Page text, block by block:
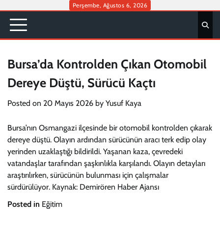
content
Perşembe, Ağustos 6, 2026
Bursa’da Kontrolden Çıkan Otomobil
Dereye Düştü, Sürücü Kaçtı
Posted on 20 Mayıs 2026 by Yusuf Kaya
Bursa’nın Osmangazi ilçesinde bir otomobil kontrolden çıkarak
dereye düştü. Olayın ardından sürücünün aracı terk edip olay
yerinden uzaklaştığı bildirildi. Yaşanan kaza, çevredeki
vatandaşlar tarafından şaşkınlıkla karşılandı. Olayın detayları
araştırılırken, sürücünün bulunması için çalışmalar
sürdürülüyor. Kaynak: Demirören Haber Ajansı
Posted in Eğitim